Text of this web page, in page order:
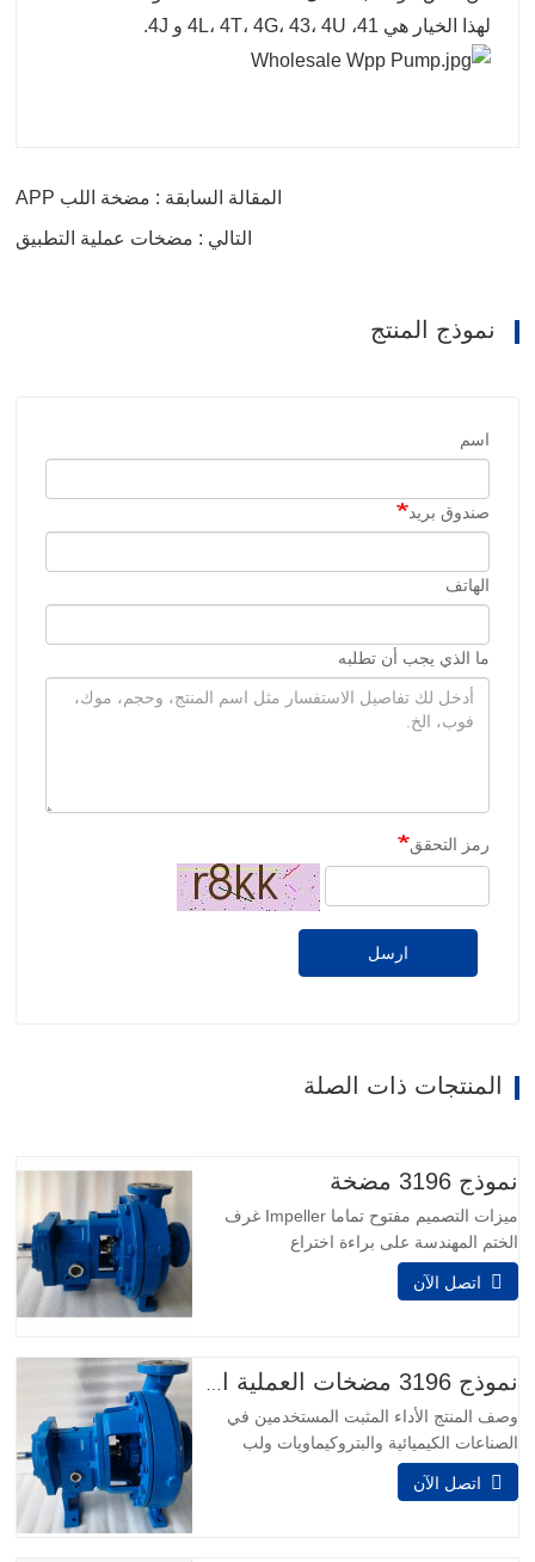
لهذا الخيار هي 41، 4L، 4T، 4G، 43، 4U و 4J.
المقالة السابقة : مضخة اللب APP
التالي : مضخات عملية التطبيق
نموذج المنتج
اسم
صندوق بريد
الهاتف
ما الذي يجب أن تطلبه
رمز التحقق
ارسل
المنتجات ذات الصلة
نموذج 3196 مضخة
ميزات التصميم مفتوح تماما Impeller غرف
الختم المهندسة على براءة اختراع
محسن قسط محامل دفع واجب شديد LTi
نهاية الطاقة لتطبيقات التحميل العالي أنظمة
تركيب…
اتصل الآن
وصف المنتج الأداء المثبت المستخدمين في
الصناعات الكيميائية والبتروكيماويات ولب
الورق والورق والمعادن الأولية والأغذية
والمشروبات والصناعات العامة يعرفون أنهم لا
اتصل الآن